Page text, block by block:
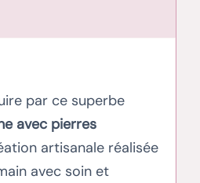
par ce superbe
avec pierres
artisanale réalisée
avec soin et